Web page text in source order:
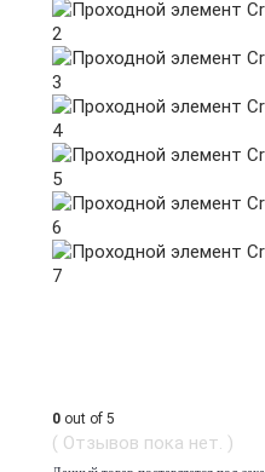
0 out of 5
( Отзывов пока нет. )